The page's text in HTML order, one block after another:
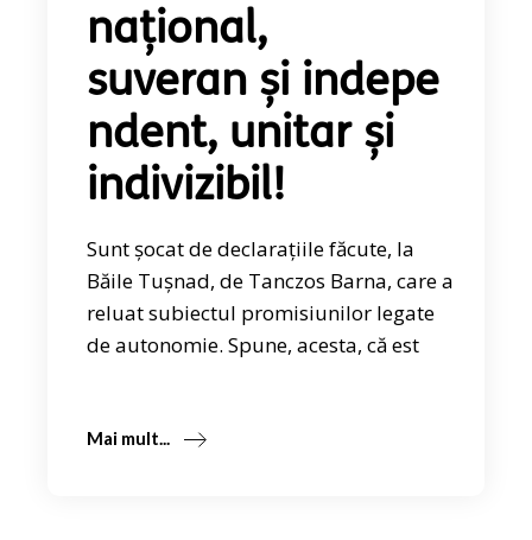
naţional,
suveran şi indepe
ndent, unitar şi
indivizibil!
Sunt șocat de declarațiile făcute, la
Băile Tuşnad, de Tanczos Barna, care a
reluat subiectul promisiunilor legate
de autonomie. Spune, acesta, că est
Mai mult...